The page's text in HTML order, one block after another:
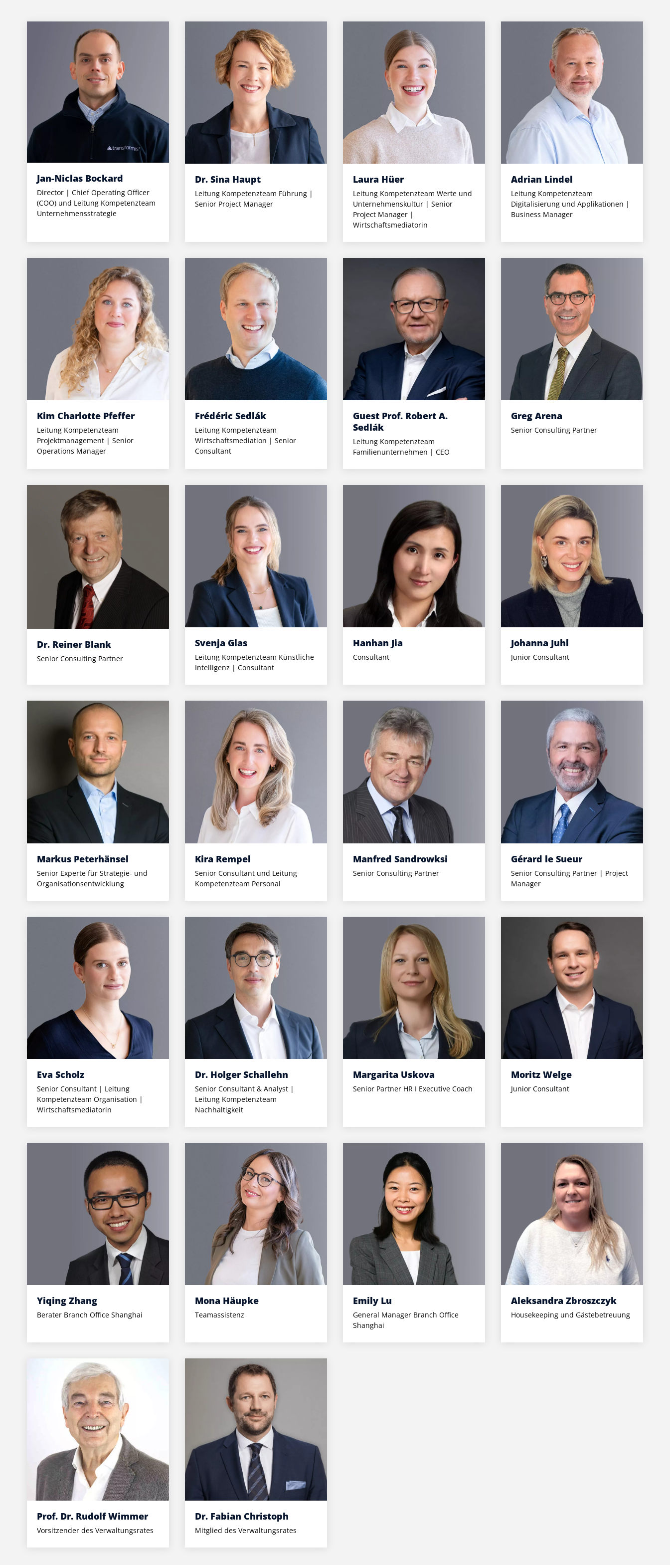
Jan-Niclas Bockard
Director | Chief Operating Officer
(COO) und Leitung Kompetenzteam
Unternehmensstrategie
Dr. Sina Haupt
Leitung Kompetenzteam Führung |
Senior Project Manager
Laura Hüer
Leitung Kompetenzteam Werte und
Unternehmenskultur | Senior
Project Manager |
Wirtschaftsmediatorin
Adrian Lindel
Leitung Kompetenzteam
Digitalisierung und Applikationen |
Business Manager
Kim Charlotte Pfeffer
Leitung Kompetenzteam
Projektmanagement | Senior
Operations Manager
Frédéric Sedlák
Leitung Kompetenzteam
Wirtschaftsmediation | Senior
Consultant
Guest Prof. Robert A.
Sedlák
Leitung Kompetenzteam
Familienunternehmen | CEO
Greg Arena
Senior Consulting Partner
Dr. Reiner Blank
Senior Consulting Partner
Svenja Glas
Leitung Kompetenzteam Künstliche
Intelligenz | Consultant
Hanhan Jia
Consultant
Johanna Juhl
Junior Consultant
Markus Peterhänsel
Senior Experte für Strategie- und
Organisationsentwicklung
Kira Rempel
Senior Consultant und Leitung
Kompetenzteam Personal
Manfred Sandrowksi
Senior Consulting Partner
Gérard le Sueur
Senior Consulting Partner | Project
Manager
Eva Scholz
Senior Consultant | Leitung
Kompetenzteam Organisation |
Wirtschaftsmediatorin
Dr. Holger Schallehn
Senior Consultant & Analyst |
Leitung Kompetenzteam
Nachhaltigkeit
Margarita Uskova
Senior Partner HR I Executive Coach
Moritz Welge
Junior Consultant
Yiqing Zhang
Berater Branch Office Shanghai
Mona Häupke
Teamassistenz
Emily Lu
General Manager Branch Office
Shanghai
Aleksandra Zbroszczyk
Housekeeping und Gästebetreuung
Prof. Dr. Rudolf Wimmer
Vorsitzender des Verwaltungsrates
Dr. Fabian Christoph
Mitglied des Verwaltungsrates